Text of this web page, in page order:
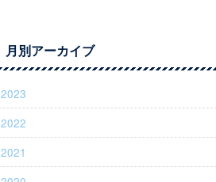
月別アーカイブ
2023
2022
2021